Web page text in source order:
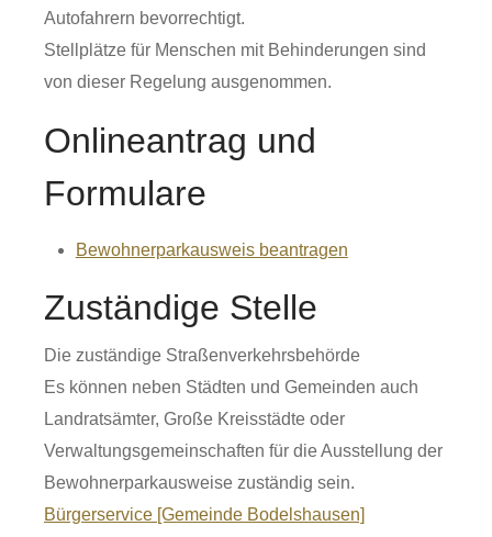
Autofahrern bevorrechtigt.
Stellplätze für Menschen mit Behinderungen sind
von dieser Regelung ausgenommen.
Onlineantrag und
Formulare
Bewohnerparkausweis beantragen
Zuständige Stelle
Die zuständige Straßenverkehrsbehörde
Es können neben Städten und Gemeinden auch
Landratsämter, Große Kreisstädte oder
Verwaltungsgemeinschaften für die Ausstellung der
Bewohnerparkausweise zuständig sein.
Bürgerservice [Gemeinde Bodelshausen]